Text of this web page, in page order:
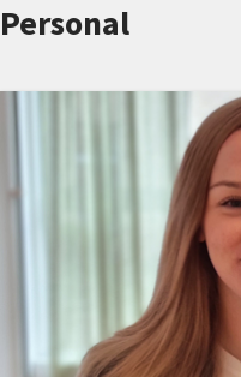
Nyheter
Personal